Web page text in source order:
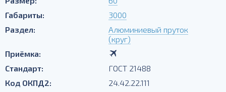
Габариты:
3000
Раздел:
Алюминиевый пруток
(круг)
Приёмка:
Стандарт:
ГОСТ 21488
Код ОКПД2:
24.42.22.111